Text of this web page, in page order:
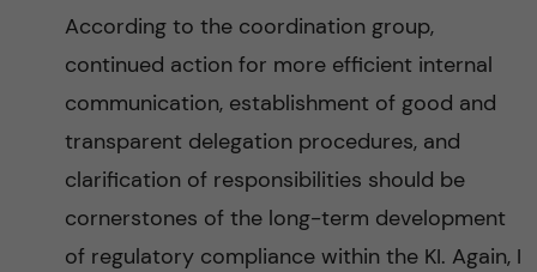
According to the coordination group,
continued action for more efficient internal
communication, establishment of good and
transparent delegation procedures, and
clarification of responsibilities should be
cornerstones of the long-term development
of regulatory compliance within the KI. Again, I